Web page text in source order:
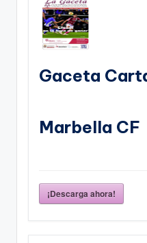
Gaceta
Marbella CF
¡Descarga ahora!